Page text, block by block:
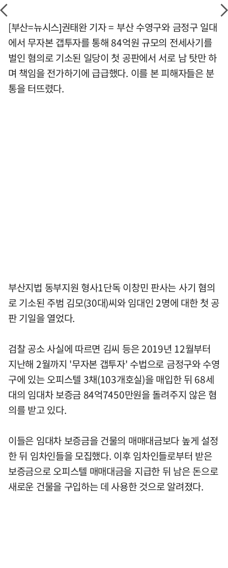
[부산=뉴시스]권태완 기자 = 부산 수영구와 금정구 일대
에서 무자본 갭투자를 통해 84억원 규모의 전세사기를
벌인 혐의로 기소된 일당이 첫 공판에서 서로 남 탓만 하
며 책임을 전가하기에 급급했다. 이를 본 피해자들은 분
통을 터뜨렸다.
부산지법 동부지원 형사1단독 이창민 판사는 사기 혐의
로 기소된 주범 김모(30대)씨와 임대인 2명에 대한 첫 공
판 기일을 열었다.
검찰 공소 사실에 따르면 김씨 등은 2019년 12월부터
지난해 2월까지 '무자본 갭투자' 수법으로 금정구와 수영
구에 있는 오피스텔 3채(103개호실)을 매입한 뒤 68세
대의 임대차 보증금 84억7450만원을 돌려주지 않은 혐
의를 받고 있다.
이들은 임대차 보증금을 건물의 매매대금보다 높게 설정
한 뒤 임차인들을 모집했다. 이후 임차인들로부터 받은
보증금으로 오피스텔 매매대금을 지급한 뒤 남은 돈으로
새로운 건물을 구입하는 데 사용한 것으로 알려졌다.